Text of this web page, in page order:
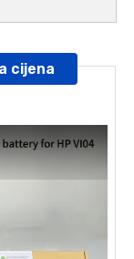
cijena